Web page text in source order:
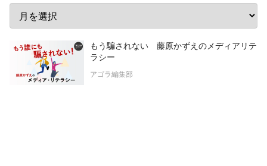
もう騙されない 藤原かずえのメディアリテ
ラシー
アゴラ編集部